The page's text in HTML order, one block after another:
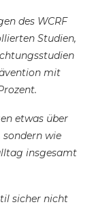
des WCRF
Studien,
mit
etwas über
wie
insgesamt
sicher nicht